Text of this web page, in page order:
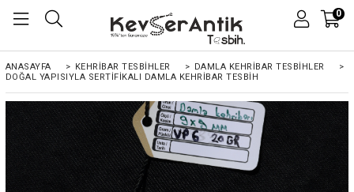
0
ANASAYFA > KEHRIBAR TESBIHLER > DAMLA KEHRİBAR TESBİHLER
>
DOĞAL YAPISIYLA SERTIFIKALI DAMLA KEHRIBAR TESBIH